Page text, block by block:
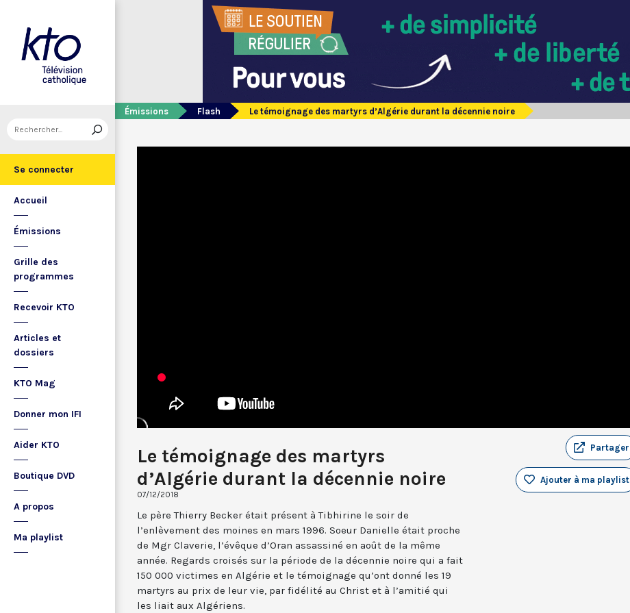
Se connecter
Accueil
Émissions
Grille des
programmes
Recevoir KTO
Articles et
dossiers
KTO Mag
Donner mon IFI
Aider KTO
Boutique DVD
A propos
Ma playlist
Émissions Flash Le témoignage des martyrs d’Algérie durant la décennie noire
Le témoignage des martyrs
d’Algérie durant la décennie noire
07/12/2018
Partager
Ajouter à ma playlist
Le père Thierry Becker était présent à Tibhirine le soir de
l’enlèvement des moines en mars 1996. Soeur Danielle était proche
de Mgr Claverie, l’évêque d’Oran assassiné en août de la même
année. Regards croisés sur la période de la décennie noire qui a fait
150 000 victimes en Algérie et le témoignage qu’ont donné les 19
martyrs au prix de leur vie, par fidélité au Christ et à l’amitié qui
les liait aux Algériens.